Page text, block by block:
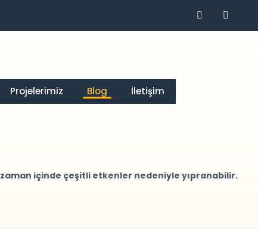
Projelerimiz Blog İletişim
zaman içinde çeşitli etkenler nedeniyle yıpranabilir.